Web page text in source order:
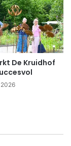
De Kruidhof